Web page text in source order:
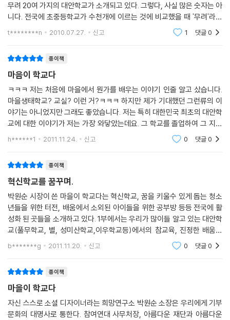
벗어나 아동 청소년들과 함께 호흡하며 배움과 나눔을 실천하고 있는 아동
청소년 교육기관에서 건져 올린 희망을 옮겨 놓았다. 4부 ‘새로운 교육 모
델을 찾다’에서는 아동 청소년 교육 실천을 넘어 새로운 영역에서 다양한
우리가 확인할 수 있는 것은 교사, 학생, 학부모가 교육 주체로서 우뚝 서야
민이 교사이고, 마을이 곧 학교이다.
무려 20여 가지의 대안학교가 소개되고 있다. 그렇다, 사실 많은 숫자는 아
니다. 전국에 초중등학교가 수천개에 이르는 것에 비교했을 때 '무려'라는
말이 붙을 틈이 없다. 단지 내가 그만큼 대안학교에 대해 무지했었던 것 같
t********n 2010.07.27. 신고 1 댓글0
종이책
마음이 학교다
ㅋㅋㅋ 저는 처음에 마을에서 뭔가를 배우는 이야기 인줄 알고 샀습니다.
마을생태학교? 교실? 이런 거?ㅋㅋㅋ 하지만 제가 기대했던 그런류의 이
야기는 아니었지만 그래도 좋았습니다. 저는 특히 대한민국 최초의 대안학
교에 대한 이야기가 저는 가장 와닿았는데요. 그 학교를 졸업하여 그 지역
에 정착하여 지역에 마을 금고 및 하나의 작은 공동체를 만들어가는 정말
h******1 2011.11.24. 신고 0 댓글0
종이책
혁신학교를 꿈꾸며.
박원순 시장이 쓴 마을이 학교다는 혁신학교, 꿈을 키울수 있게 돕는 청소
년들을 위한 터전, 배움에서 소외된 아이들을 위한 공부방 등등 전국에 활
성화 된 곳들을 소개하고 있다. 1부에서는 우리가 많이들 알고 있는 대안학
교(풀무학교, 별, 성미산학교,이우학교등)에서의 참교육, 진정한 배움에
대한것들에 대해 소개하고 있다. 2부는 이제 더이상 갈곳이 없는 무서운 공
교육이 달라
b*******g 2011.11.20. 신고 0 댓글0
종이책
마을이 학교다
자신 스스로 소셜 디자이너라는 희망연구소 박원순 소장은 우리에게 기부
문화의 대명사로 통한다. 참여연대 사무처장, 아름다운 재단과 아름다운